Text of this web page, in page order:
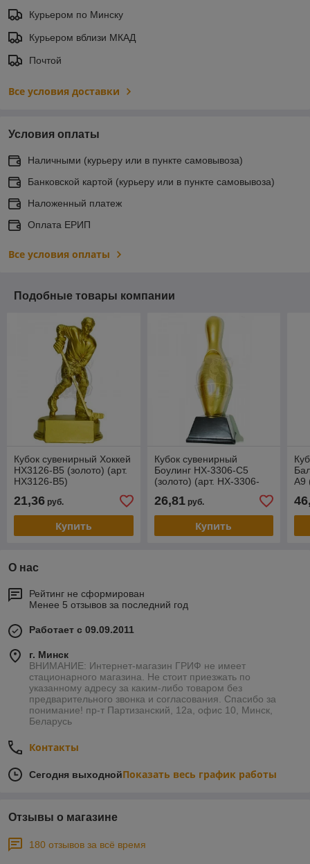
Курьером по Минску
Курьером вблизи МКАД
Почтой
Все условия доставки
Условия оплаты
Наличными (курьеру или в пункте самовывоза)
Банковской картой (курьеру или в пункте самовывоза)
Наложенный платеж
Оплата ЕРИП
Все условия оплаты
Подобные товары компании
Кубок сувенирный Хоккей
HX3126-B5 (золото) (арт.
HX3126-B5)
21,36 руб.
Купить
Кубок сувенирный
Боулинг HX-3306-C5
(золото) (арт. HX-3306-
26,81руб.
Купить
A9
О нас
Рейтинг не сформирован
Менее 5 отзывов за последний год
Работает с 09.09.2011
г. Минск
ВНИМАНИЕ: Интернет-магазин ГРИФ не имеет
стационарного магазина. Не стоит приезжать по
указанному адресу за каким-либо товаром без
предварительного звонка и согласования. Спасибо за
понимание! пр-т Партизанский, 12а, офис 10, Минск,
Беларусь
Контакты
Сегодня выходнойПоказать весь график работы
Отзывы о магазине
180 отзывов за всё время